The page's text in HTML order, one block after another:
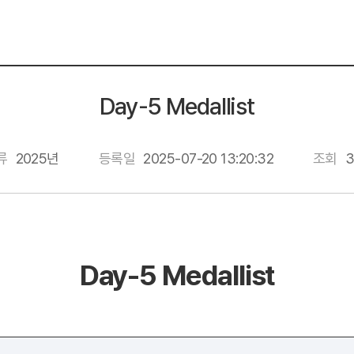
Day-5 Medallist
2025년 등록일 2025-07-20 13:20:32 조회
Day-5 Medallist